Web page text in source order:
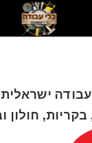
ישראלית
חולון